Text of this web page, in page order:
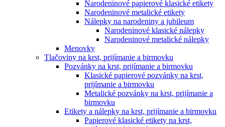
Narodeninové papierové klasické etikety
Narodeninové metalické etikety
Nálepky na narodeniny a jubileum
Narodeninové klasické nálepky
Narodeninové metalické nálepky
Menovky
Tlačoviny na krst, prijímanie a birmovku
Pozvánky na krst, prijímanie a birmovku
Klasické papierové pozvánky na krst,
prijímanie a birmovku
Metalické pozvánky na krst, prijímanie a
birmovku
Etikety a nálepky na krst, prijímanie a birmovku
Papierové klasické etikety na krst,